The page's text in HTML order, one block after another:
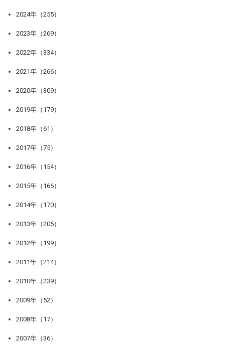
2024年（255）
2023年（269）
2022年（334）
2021年（266）
2020年（309）
2019年（179）
2018年（61）
2017年（75）
2016年（154）
2015年（166）
2014年（170）
2013年（205）
2012年（199）
2011年（214）
2010年（239）
2009年（52）
2008年（17）
2007年（36）